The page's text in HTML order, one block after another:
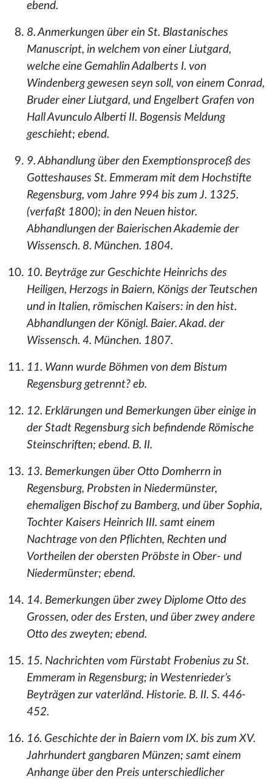
ebend.
8. Anmerkungen über ein St. Blastanisches
Manuscript, in welchem von einer Liutgard,
welche eine Gemahlin Adalberts I. von
Windenberg gewesen seyn soll, von einem Conrad,
Bruder einer Liutgard, und Engelbert Grafen von
Hall Avunculo Alberti II. Bogensis Meldung
geschieht; ebend.
9. Abhandlung über den Exemptionsproceß des
Gotteshauses St. Emmeram mit dem Hochstifte
Regensburg, vom Jahre 994 bis zum J. 1325.
(verfaßt 1800); in den Neuen histor.
Abhandlungen der Baierischen Akademie der
Wissensch. 8. München. 1804.
10. Beyträge zur Geschichte Heinrichs des
Heiligen, Herzogs in Baiern, Königs der Teutschen
und in Italien, römischen Kaisers: in den hist.
Abhandlungen der Königl. Baier. Akad. der
Wissensch. 4. München. 1807.
11. Wann wurde Böhmen von dem Bistum
Regensburg getrennt? eb.
12. Erklärungen und Bemerkungen über einige in
der Stadt Regensburg sich befindende Römische
Steinschriften; ebend. B. II.
13. Bemerkungen über Otto Domherrn in
Regensburg, Probsten in Niedermünster,
ehemaligen Bischof zu Bamberg, und über Sophia,
Tochter Kaisers Heinrich III. samt einem
Nachtrage von den Pflichten, Rechten und
Vortheilen der obersten Pröbste in Ober- und
Niedermünster; ebend.
14. Bemerkungen über zwey Diplome Otto des
Grossen, oder des Ersten, und über zwey andere
Otto des zweyten; ebend.
15. Nachrichten vom Fürstabt Frobenius zu St.
Emmeram in Regensburg; in Westenrieder’s
Beyträgen zur vaterländ. Historie. B. II. S. 446-
452.
16. Geschichte der in Baiern vom IX. bis zum XV.
Jahrhundert gangbaren Münzen; samt einem
Anhange über den Preis unterschiedlicher